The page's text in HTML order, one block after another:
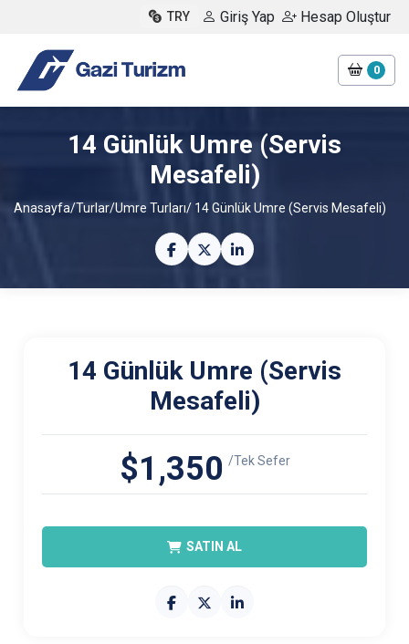
TRY Giriş Yap Hesap Oluştur
0
14 Günlük Umre (Servis
Mesafeli)
Anasayfa/Turlar/Umre Turları/ 14 Günlük Umre (Servis Mesafeli)
14 Günlük Umre (Servis
Mesafeli)
$1,350 /Tek Sefer
SATIN AL